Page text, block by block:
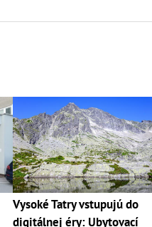
Vysoké Tatry vstupujú do
digitálnej éry: Ubytovací